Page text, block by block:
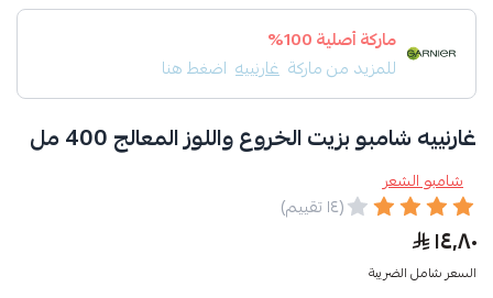
ماركة أصلية 100%
للمزيد من ماركة غارنييه اضغط هنا
غارنييه شامبو بزيت الخروع واللوز المعالج 400 مل
شامبو الشعر
(١٤ تقييم)
١٤٫٨٠
السعر شامل الضريبة